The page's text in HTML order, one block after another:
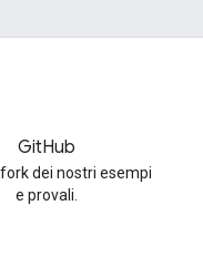
GitHub
fork dei nostri esempi
e provali.